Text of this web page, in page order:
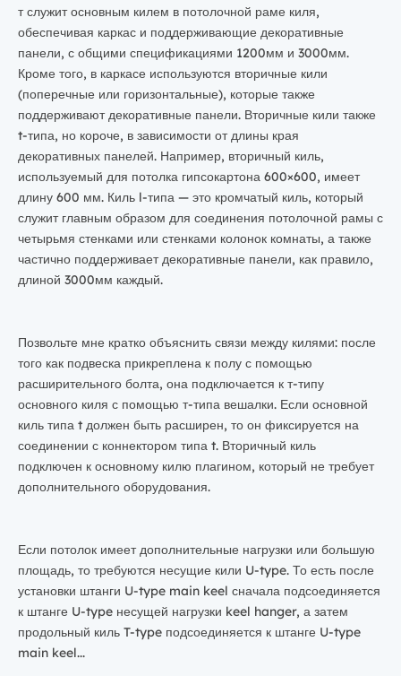
т служит основным килем в потолочной раме киля,
обеспечивая каркас и поддерживающие декоративные
панели, с общими спецификациями 1200мм и 3000мм.
Кроме того, в каркасе используются вторичные кили
(поперечные или горизонтальные), которые также
поддерживают декоративные панели. Вторичные кили также
t-типа, но короче, в зависимости от длины края
декоративных панелей. Например, вторичный киль,
используемый для потолка гипсокартона 600×600, имеет
длину 600 мм. Киль l-типа — это кромчатый киль, который
служит главным образом для соединения потолочной рамы с
четырьмя стенками или стенками колонок комнаты, а также
частично поддерживает декоративные панели, как правило,
длиной 3000мм каждый.
Позвольте мне кратко объяснить связи между килями: после
того как подвеска прикреплена к полу с помощью
расширительного болта, она подключается к т-типу
основного киля с помощью т-типа вешалки. Если основной
киль типа t должен быть расширен, то он фиксируется на
соединении с коннектором типа t. Вторичный киль
подключен к основному килю плагином, который не требует
дополнительного оборудования.
Если потолок имеет дополнительные нагрузки или большую
площадь, то требуются несущие кили U-type. То есть после
установки штанги U-type main keel сначала подсоединяется
к штанге U-type несущей нагрузки keel hanger, а затем
продольный киль T-type подсоединяется к штанге U-type
main keel...